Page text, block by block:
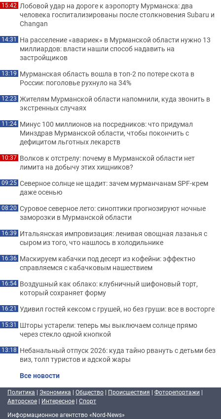
15:42 Лобовой удар на дороге к аэропорту Мурманска: два
человека госпитализированы после столкновения Subaru и
Changan
14:31 На расселение «авариек» в Мурманской области нужно 13
миллиардов: власти нашли способ надавить на
застройщиков
13:19 Мурманская область вошла в топ-2 по потере скота в
России: поголовье рухнуло на 34%
12:23 Жителям Мурманской области напомнили, куда звонить в
экстренных случаях
11:24 Минус 100 миллионов на посредников: что придумал
Минздрав Мурманской области, чтобы покончить с
дефицитом льготных лекарств
10:37 Волков к отстрелу: почему в Мурманской области нет
лимита на добычу этих хищников?
09:25 Северное солнце не щадит: зачем мурманчанам SPF-крем
даже осенью
08:20 Суровое северное лето: синоптики прогнозируют ночные
заморозки в Мурманской области
16:39 Итальянская импровизация: ленивая овощная лазанья с
сыром из того, что нашлось в холодильнике
16:36 Маскируем кабачки под десерт из кофейни: эффектно
справляемся с кабачковым нашествием
16:54 Воздушный как облако: клубничный шифоновый торт,
который сохраняет форму
16:21 Удивил гостей кексом с грушей, но без груши: все в восторге
15:31 Шторы устарели: теперь мы выключаем солнце прямо
через стекло одной кнопкой
13:18 Небанальный отпуск 2026: куда тайно рвануть с детьми без
виз, толп туристов и адской жары
Все новости
Политика | Экономика | Общество | Происшествия | Фоторепортажи |
Авторское | Интересное | Спорт
Информационное агентство «Nord-News»